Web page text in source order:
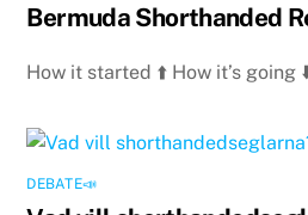
Bermuda Shorthanded
How it started ⬆️ How it’s going
DEBATE📣